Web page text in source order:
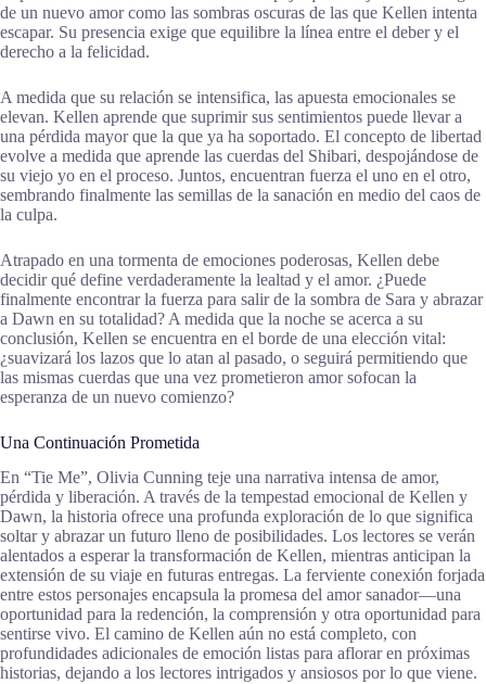
de un nuevo amor como las sombras oscuras de las que Kellen intenta
escapar. Su presencia exige que equilibre la línea entre el deber y el
derecho a la felicidad.
A medida que su relación se intensifica, las apuesta emocionales se
elevan. Kellen aprende que suprimir sus sentimientos puede llevar a
una pérdida mayor que la que ya ha soportado. El concepto de libertad
evolve a medida que aprende las cuerdas del Shibari, despojándose de
su viejo yo en el proceso. Juntos, encuentran fuerza el uno en el otro,
sembrando finalmente las semillas de la sanación en medio del caos de
la culpa.
Atrapado en una tormenta de emociones poderosas, Kellen debe
decidir qué define verdaderamente la lealtad y el amor. ¿Puede
finalmente encontrar la fuerza para salir de la sombra de Sara y abrazar
a Dawn en su totalidad? A medida que la noche se acerca a su
conclusión, Kellen se encuentra en el borde de una elección vital:
¿suavizará los lazos que lo atan al pasado, o seguirá permitiendo que
las mismas cuerdas que una vez prometieron amor sofocan la
esperanza de un nuevo comienzo?
Una Continuación Prometida
En “Tie Me”, Olivia Cunning teje una narrativa intensa de amor,
pérdida y liberación. A través de la tempestad emocional de Kellen y
Dawn, la historia ofrece una profunda exploración de lo que significa
soltar y abrazar un futuro lleno de posibilidades. Los lectores se verán
alentados a esperar la transformación de Kellen, mientras anticipan la
extensión de su viaje en futuras entregas. La ferviente conexión forjada
entre estos personajes encapsula la promesa del amor sanador—una
oportunidad para la redención, la comprensión y otra oportunidad para
sentirse vivo. El camino de Kellen aún no está completo, con
profundidades adicionales de emoción listas para aflorar en próximas
historias, dejando a los lectores intrigados y ansiosos por lo que viene.